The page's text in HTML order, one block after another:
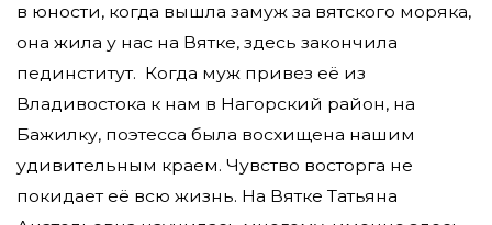
в юности, когда вышла замуж за вятского моряка,
она жила у нас на Вятке, здесь закончила
пединститут. Когда муж привез её из
Владивостока к нам в Нагорский район, на
Бажилку, поэтесса была восхищена нашим
удивительным краем. Чувство восторга не
покидает её всю жизнь. На Вятке Татьяна